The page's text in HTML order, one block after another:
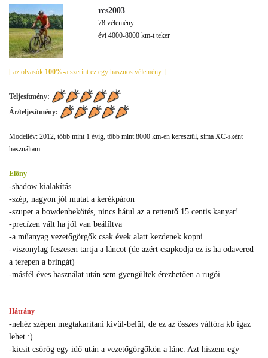
rcs2003
78 vélemény
évi 4000-8000 km-t teker
[ az olvasók 100%-a szerint ez egy hasznos vélemény ]
Teljesítmény:
Ár/teljesítmény:
Modellév: 2012, több mint 1 évig, több mint 8000 km-en keresztül, sima XC-sként
használtam
Előny
-shadow kialakítás
-szép, nagyon jól mutat a kerékpáron
-szuper a bowdenbekötés, nincs hátul az a rettentő 15 centis kanyar!
-precízen vált ha jól van beálíltva
-a műanyag vezetőgörgők csak évek alatt kezdenek kopni
-viszonylag feszesen tartja a láncot (de azért csapkodja ez is ha odavered
a terepen a bringát)
-másfél éves használat után sem gyengültek érezhetően a rugói
Hátrány
-nehéz szépen megtakarítani kívül-belül, de ez az összes váltóra kb igaz
lehet :)
-kicsit csörög egy idő után a vezetőgörgőkön a lánc. Azt hiszem egy